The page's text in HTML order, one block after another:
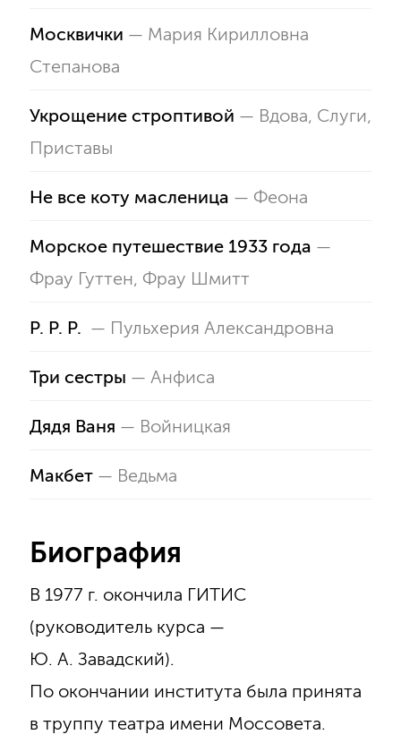
Москвички — Мария Кирилловна
Степанова
Укрощение строптивой — Вдова, Слуги,
Приставы
Не все коту масленица — Феона
Морское путешествие 1933 года —
Фрау Гуттен, Фрау Шмитт
Р. Р. Р. — Пульхерия Александровна
Три сестры — Анфиса
Дядя Ваня — Войницкая
Макбет — Ведьма
Биография
В 1977 г. окончила ГИТИС
(руководитель курса —
Ю. А. Завадский).
По окончании института была принята
в труппу театра имени Моссовета.